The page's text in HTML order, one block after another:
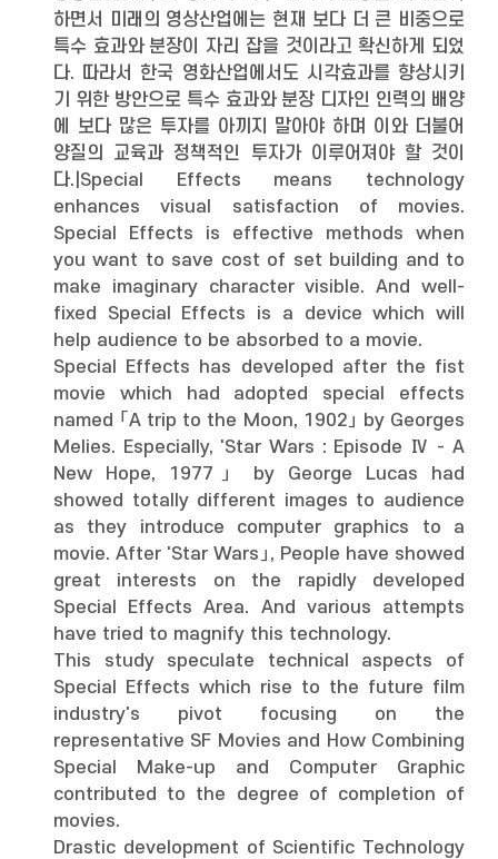
하면서 미래의 영상산업에는 현재 보다 더 큰 비중으로
특수 효과와 분장이 자리 잡을 것이라고 확신하게 되었
다. 따라서 한국 영화산업에서도 시각효과를 향상시키
기 위한 방안으로 특수 효과와 분장 디자인 인력의 배양
에 보다 많은 투자를 아끼지 말아야 하며 이와 더불어
양질의 교육과 정책적인 투자가 이루어져야 할 것이
다.|Special Effects means technology
enhances visual satisfaction of movies.
Special Effects is effective methods when
you want to save cost of set building and to
make imaginary character visible. And well-
fixed Special Effects is a device which will
help audience to be absorbed to a movie.
Special Effects has developed after the fist
movie which had adopted special effects
named 「A trip to the Moon, 1902」 by Georges
Melies. Especially, 'Star Wars : Episode Ⅳ - A
New Hope, 1977」 by George Lucas had
showed totally different images to audience
as they introduce computer graphics to a
movie. After 'Star Wars」, People have showed
great interests on the rapidly developed
Special Effects Area. And various attempts
have tried to magnify this technology.
This study speculate technical aspects of
Special Effects which rise to the future film
industry's pivot focusing on the
representative SF Movies and How Combining
Special Make-up and Computer Graphic
contributed to the degree of completion of
movies.
Drastic development of Scientific Technology